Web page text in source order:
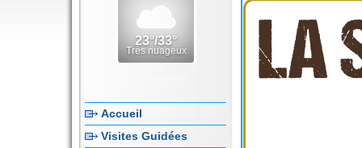
Accueil
Visites Guidées